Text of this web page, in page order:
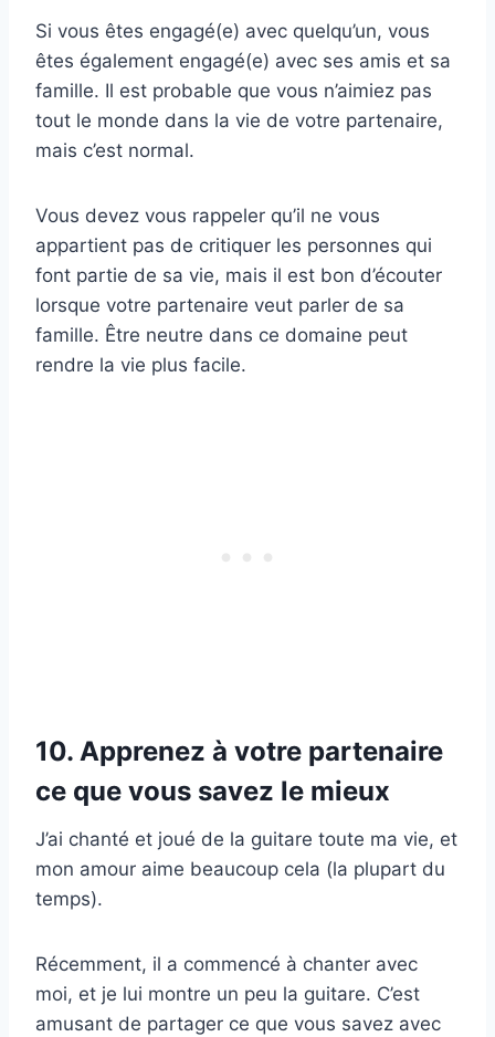
Si vous êtes engagé(e) avec quelqu’un, vous
êtes également engagé(e) avec ses amis et sa
famille. Il est probable que vous n’aimiez pas
tout le monde dans la vie de votre partenaire,
mais c’est normal.
Vous devez vous rappeler qu’il ne vous
appartient pas de critiquer les personnes qui
font partie de sa vie, mais il est bon d’écouter
lorsque votre partenaire veut parler de sa
famille. Être neutre dans ce domaine peut
rendre la vie plus facile.
10. Apprenez à votre partenaire
ce que vous savez le mieux
J’ai chanté et joué de la guitare toute ma vie, et
mon amour aime beaucoup cela (la plupart du
temps).
Récemment, il a commencé à chanter avec
moi, et je lui montre un peu la guitare. C’est
amusant de partager ce que vous savez avec